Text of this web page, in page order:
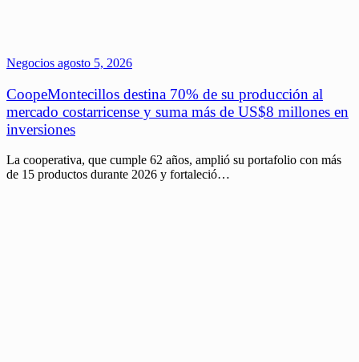
Negocios agosto 5, 2026
CoopeMontecillos destina 70% de su producción al
mercado costarricense y suma más de US$8 millones en
inversiones
La cooperativa, que cumple 62 años, amplió su portafolio con más
de 15 productos durante 2026 y fortaleció…